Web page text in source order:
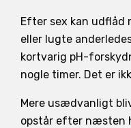
Efter sex kan udflåd
eller lugte
kortvarig pH-
nogle timer. Det er
Mere usædvanligt
opstår efter næsten